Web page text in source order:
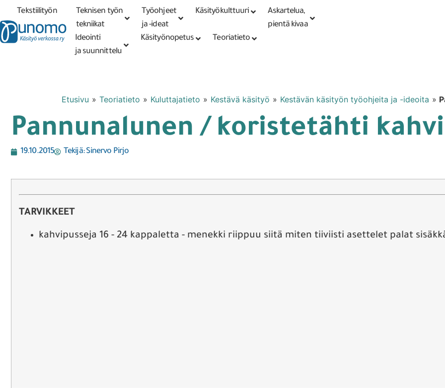
Tarkennettu PunomoputiikkiKirjaudu tai
rekisteröidy
Tekstiilityön
tekniikat
Teknisen työn
tekniikat
Työohjeet
ja -ideat
Käsityökulttuuri
Askartelua,
pientä kivaa
Ideointi
ja suunnittelu
Käsityönopetus Teoriatieto
Etusivu » Teoriatieto » Kuluttajatieto » Kestävä käsityö » Kestävän käsityön työohjeita ja -ideoita »
Pannunalunen / koristetähti
19.10.2015 Tekijä:Sinervo Pirjo
TARVIKKEET
kahvipusseja 16 - 24 kappaletta - menekki riippuu siitä miten tiiviisti asettelet palat